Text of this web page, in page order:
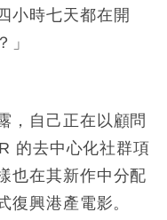
小時七天都在開
」
，自己正在以顧問
的去中心化社群項
也在其新作中分配
復興港產電影。